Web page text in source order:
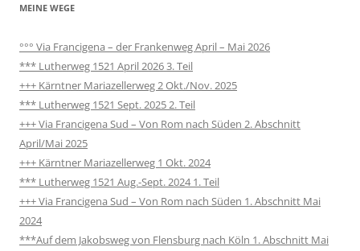
MEINE WEGE
°°° Via Francigena – der Frankenweg April – Mai 2026
*** Lutherweg 1521 April 2026 3. Teil
+++ Kärntner Mariazellerweg 2 Okt./Nov. 2025
*** Lutherweg 1521 Sept. 2025 2. Teil
+++ Via Francigena Sud – Von Rom nach Süden 2. Abschnitt
April/Mai 2025
+++ Kärntner Mariazellerweg 1 Okt. 2024
*** Lutherweg 1521 Aug.-Sept. 2024 1. Teil
+++ Via Francigena Sud – Von Rom nach Süden 1. Abschnitt Mai
2024
***Auf dem Jakobsweg von Flensburg nach Köln 1. Abschnitt Mai